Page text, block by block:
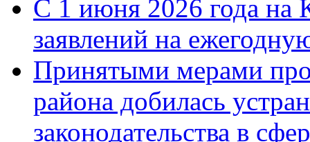
С 1 июня 2026 года на
заявлений на
Принятыми мерами
района добилась
законодательства в